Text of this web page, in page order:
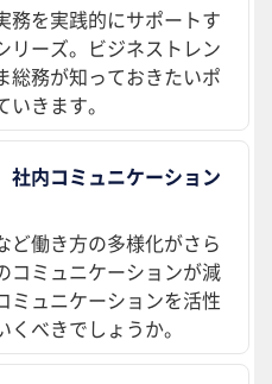
務を実践的にサポートす
リーズ。ビジネストレン
総務が知っておきたいポ
きます。
内コミュニケーション
ど働き方の多様化がさら
コミュニケーションが減
ミュニケーションを活性
べきでしょうか。